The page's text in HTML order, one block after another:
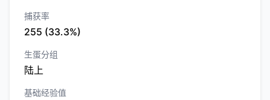
捕获率
255 (33.3%)
生蛋分组
陆上
基础经验值